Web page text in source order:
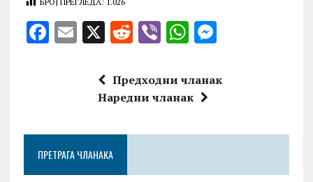
F
o
k
E X R
d
di
V
er
W
at
s
p
M
se
er
Предходни чланак
Наредни чланак
ПРЕТРАГА ЧЛАНАКА